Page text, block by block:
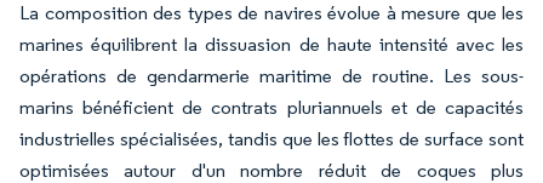
La composition des types de navires évolue à mesure que les
marines équilibrent la dissuasion de haute intensité avec les
opérations de gendarmerie maritime de routine. Les sous-
marins bénéficient de contrats pluriannuels et de capacités
industrielles spécialisées, tandis que les flottes de surface sont
optimisées autour d'un nombre réduit de coques plus